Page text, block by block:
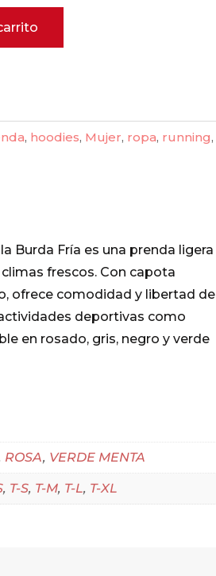
, hoodies, Mujer, ropa, running,
Burda Fría es una prenda ligera
frescos. Con capota
ofrece comodidad y libertad de
deportivas como
en rosado, gris, negro y verde
ROSA, VERDE MENTA
, T-S, T-M, T-L, T-XL